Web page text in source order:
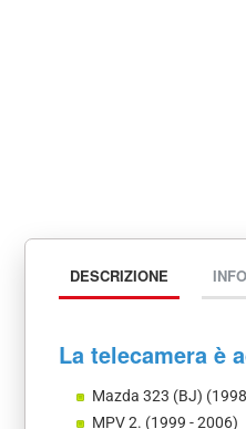
DESCRIZIONE
La telecamera è
Mazda 323 (BJ)
MPV 2. (1999 - 2006)